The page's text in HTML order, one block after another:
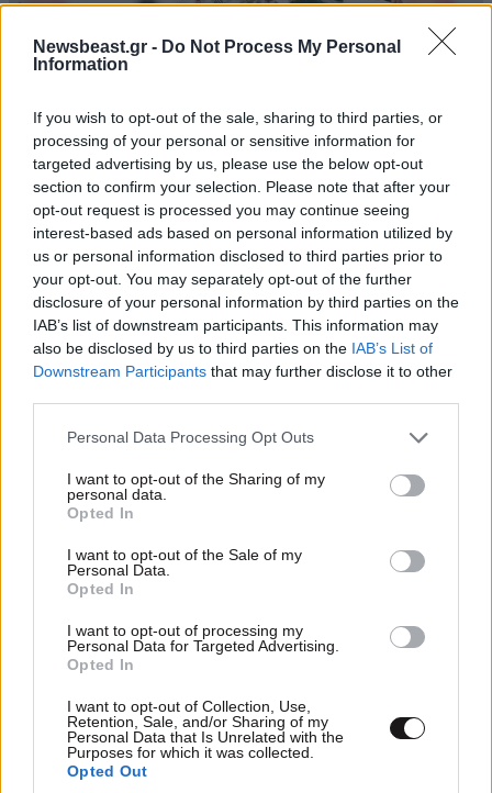
Newsbeast.gr - Do Not Process My Personal
Information
If you wish to opt-out of the sale, sharing to third parties, or
processing of your personal or sensitive information for
targeted advertising by us, please use the below opt-out
section to confirm your selection. Please note that after your
opt-out request is processed you may continue seeing
interest-based ads based on personal information utilized by
us or personal information disclosed to third parties prior to
your opt-out. You may separately opt-out of the further
disclosure of your personal information by third parties on the
IAB’s list of downstream participants. This information may
also be disclosed by us to third parties on the IAB’s List of
Downstream Participants that may further disclose it to other
Please note that this website/app uses one or more Google
not limited to your visit or usage behaviour. You may click to
grant or deny consent to Google and its third-party tags to
use your data for below specified purposes in below Google
consent section.
Personal Data Processing Opt Outs
I want to opt-out of the Sharing of my
personal data.
Opted In
I want to opt-out of the Sale of my
Personal Data.
Opted In
I want to opt-out of processing my
Personal Data for Targeted Advertising.
Opted In
I want to opt-out of Collection, Use,
Retention, Sale, and/or Sharing of my
Personal Data that Is Unrelated with the
Purposes for which it was collected.
Opted Out
Βραζιλία: Σκόραρε, έπεσε στην καταπακτή
τραυματίστηκε και το γκολ…ακυρώθηκε
Ρίβερ Πλέιτ: Ντεμπούτο για τον Ορτέγκα με